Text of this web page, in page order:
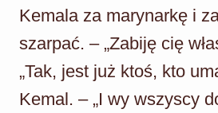
Kemala za marynarkę i
szarpać. – „Zabiję cię
„Tak, jest już ktoś, kto
Kemal. – „I wy wszyscy